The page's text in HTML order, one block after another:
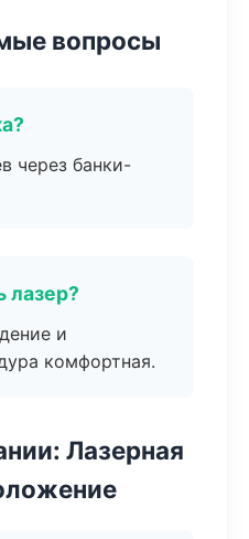
вопросы
через банки-
лазер?
и
комфортная.
Лазерная